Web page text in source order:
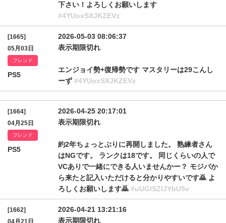
下さい！よろしくお願いします
#4YUoxSXJKZEVz
[1665]
05月03日
フレンド
PS5
2026-05-03 08:06:37
表示期限切れ
エンジョイ勢+復帰勢です マスタリーは29こんし
ーず #4YUoxSXJKZEVz
[1664]
04月25日
フレンド
PS5
2026-04-25 20:17:01
表示期限切れ
約2年ちょっとぶりに再開しました。 熟練者さん
はNGです。 ランクは18です。 同じくらいの人で
VCありで一緒にできる人いませんかー？ モジパか
ら来たと記入いただけると分かりやすいです🙇 よ
ろしくお願いします🙇 #uUGlSZlJYbU5v
[1662]
04月21日
2026-04-21 13:21:16
表示期限切れ